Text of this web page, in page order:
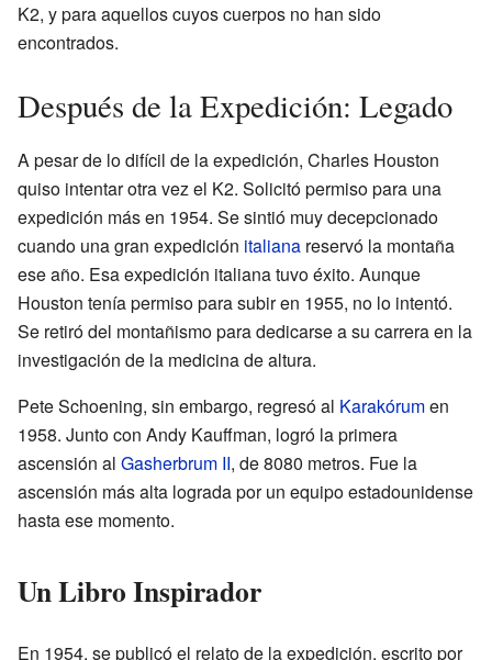
K2, y para aquellos cuyos cuerpos no han sido
encontrados.
Después de la Expedición: Legado
A pesar de lo difícil de la expedición, Charles Houston
quiso intentar otra vez el K2. Solicitó permiso para una
expedición más en 1954. Se sintió muy decepcionado
cuando una gran expedición italiana reservó la montaña
ese año. Esa expedición italiana tuvo éxito. Aunque
Houston tenía permiso para subir en 1955, no lo intentó.
Se retiró del montañismo para dedicarse a su carrera en la
investigación de la medicina de altura.
Pete Schoening, sin embargo, regresó al Karakórumen
1958. Junto con Andy Kauffman, logró la primera
ascensión al Gasherbrum II, de 8080 metros. Fue la
ascensión más alta lograda por un equipo estadounidense
hasta ese momento.
Un Libro Inspirador
En 1954, se publicó el relato de la expedición, escrito por